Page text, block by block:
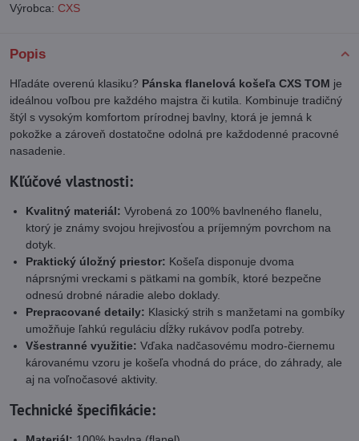
Výrobca: CXS
Popis
Hľadáte overenú klasiku? Pánska flanelová košeľa CXS TOM je
ideálnou voľbou pre každého majstra či kutila. Kombinuje tradičný
štýl s vysokým komfortom prírodnej bavlny, ktorá je jemná k
pokožke a zároveň dostatočne odolná pre každodenné pracovné
nasadenie.
Kľúčové vlastnosti:
Kvalitný materiál: Vyrobená zo 100% bavlneného flanelu,
ktorý je známy svojou hrejivosťou a príjemným povrchom na
dotyk.
Praktický úložný priestor: Košeľa disponuje dvoma
náprsnými vreckami s pätkami na gombík, ktoré bezpečne
odnesú drobné náradie alebo doklady.
Prepracované detaily: Klasický strih s manžetami na gombíky
umožňuje ľahkú reguláciu dĺžky rukávov podľa potreby.
Všestranné využitie: Vďaka nadčasovému modro-čiernemu
károvanému vzoru je košeľa vhodná do práce, do záhrady, ale
aj na voľnočasové aktivity.
Technické špecifikácie: